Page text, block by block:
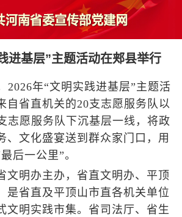
进基层”主题活动在郏县举行
年“文明实践进基层”主题活
自省直机关的20支志愿服务队以
志愿服务队下沉基层一线，将政
、文化盛宴送到群众家门口，用
后一公里”。
明办主办，省直文明办、平顶
是省直及平顶山市直各机关单位
文明实践市集。省司法厅、省生